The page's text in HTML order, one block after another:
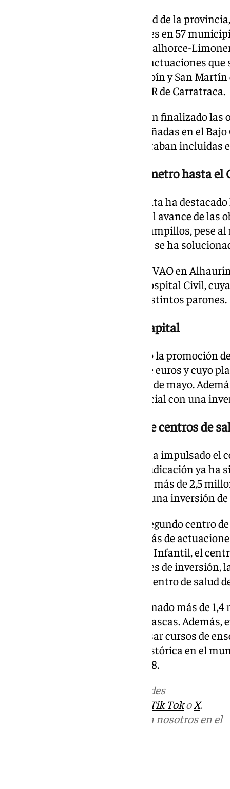
El temporal afectó a la movilidad de la
la mejora de 206 caminos rurales en 57
actuaciones en el sistema Guadalhorce-
Actualmente prosiguen con 14 actuaciones
comunidades regantes, como Coín y San
aprobación definitiva de la EDAR de Carratraca.
Navarro ha recordado que ya han finalizado las
infraestructuras hidráulicas dañadas en el
en Aljaima y La Zangala, que estaban incluidas
Avanza la construcción del metro hasta el
En el ámbito de Fomento, la Junta ha
en el Consorcio de Transporte, el avance de las
el proyecto de autovía Ronda-Campillos, pese
las empresas licitadoras, que ya se ha
También avanzan el carril BUS-VAO en
del Metro de Málaga hasta el Hospital Civil,
próximamente a pesar de los distintos parones.
50 nuevas VPO en Málaga capital
En vivienda, la delegada destacó la promoción
una inversión de 7,9 millones de euros y cuyo
solicitudes finalizó el pasado 21 de mayo.
rehabilitado un edificio residencial con una
Adjudicados los proyectos de centros de
En materia sanitaria, la Junta ha impulsado el
Victoria, cuya propuesta de adjudicación ya
centro de salud de Cártama, por más de 2,5
las urgencias de Playamar, con una inversión
Han comenzado las obras del segundo centro
en tres millones de euros, además de
protonterapia junto al Materno Infantil, el
el Hospital Civil, con 4.2 millones de inversión,
y un nuevo mamógrafo para el centro de salud
En Educación, la Junta ha destinado más de
escolares afectados por las borrascas.
tenido una reunión para impulsar cursos de
conservatorio, una demanda histórica en el
prevista para el curso 2027-2028.
en las redes
Tik TokoX.
Puedes ponerte en contacto con nosotros en el